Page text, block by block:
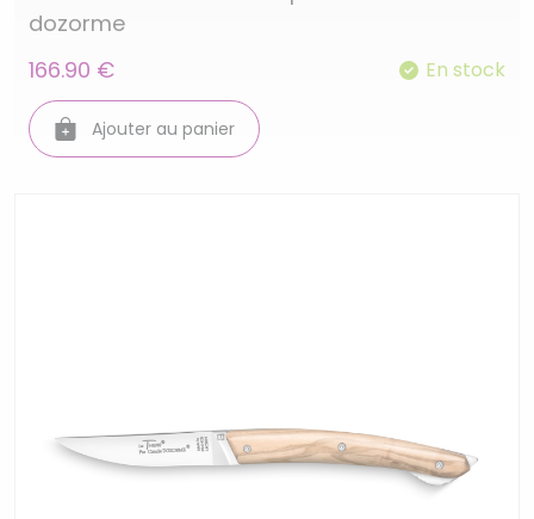
dozorme
166.90 €
En stock
Ajouter au panier